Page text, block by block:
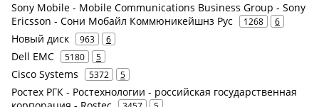
Sony Mobile - Mobile Communications Business Group - Sony
Ericsson - Сони Мобайл Коммюникейшнз Рус
1268 6
Новый диск 963 6
Dell EMC 5180 5
Cisco Systems 5372 5
Ростех РГК - Ростехнологии - российская государственная